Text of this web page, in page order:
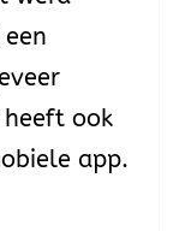
heeft ook
app.